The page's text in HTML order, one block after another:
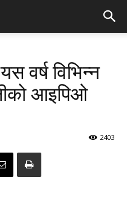
वर्ष विभिन्न
आइपिओ
2403